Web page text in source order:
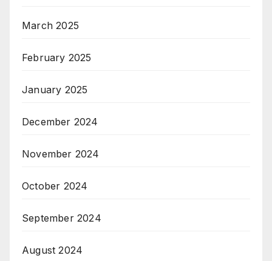
March 2025
February 2025
January 2025
December 2024
November 2024
October 2024
September 2024
August 2024